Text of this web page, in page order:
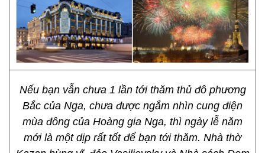
Nếu bạn vẫn chưa 1 lần tới thăm thủ đô phương
Bắc của Nga, chưa được ngắm nhìn cung điện
mùa đông của Hoàng gia Nga, thì ngày lễ năm
mới là một dịp rất tốt để bạn tới thăm. Nhà thờ